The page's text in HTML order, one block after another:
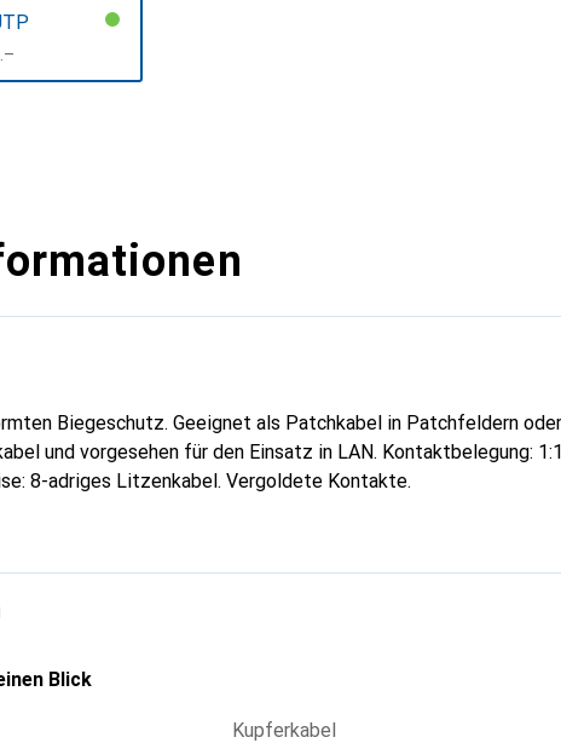
Biegeschutz. Geeignet als Patchkabel in Patchfeldern
und vorgesehen für den Einsatz in LAN. Kontaktbelegung:
8-adriges Litzenkabel. Vergoldete Kontakte.
Blick
Kupferkabel